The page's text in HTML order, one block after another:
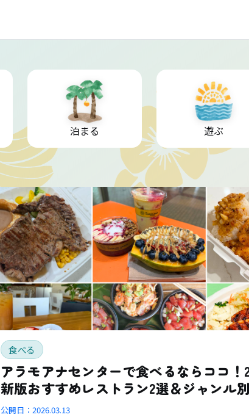
泊まる 遊ぶ
食べる
アラモアナセンターで食べるならココ！
新版おすすめレストラン2選＆ジャンル
公開日： 2026.03.13